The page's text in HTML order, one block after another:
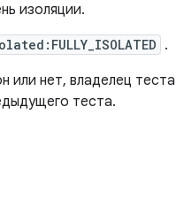
изоляции.
.
или нет, владелец теста
теста.